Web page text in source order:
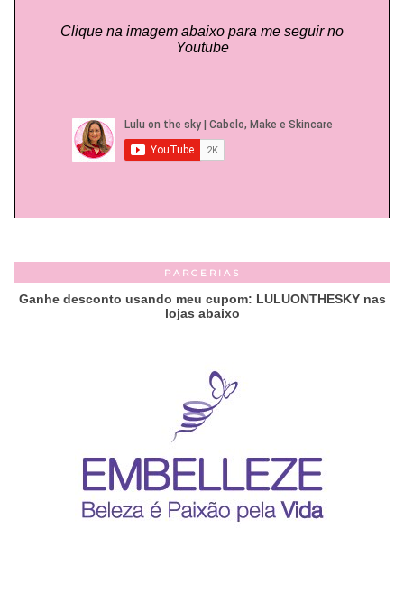
Clique na imagem abaixo para me seguir no
Youtube
PARCERIAS
Ganhe desconto usando meu cupom: LULUONTHESKY nas
lojas abaixo